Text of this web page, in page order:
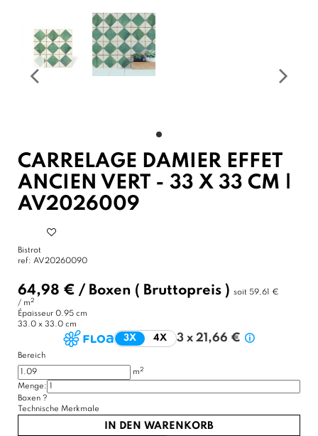
CARRELAGE DAMIER EFFET
ANCIEN VERT - 33 X 33 CM |
AV2026009
Bistrot
ref: AV20260090
64,98 € / Boxen ( Bruttopreis ) soit 59,61 €
/ m2
Épaisseur 0.95 cm
33.0 x 33.0 cm
3X 4X 3 x 21,66 €
Bereich
m2
Menge:
Boxen ?
Technische Merkmale
IN DEN WARENKORB